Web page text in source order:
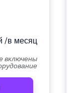
/в месяц
включены